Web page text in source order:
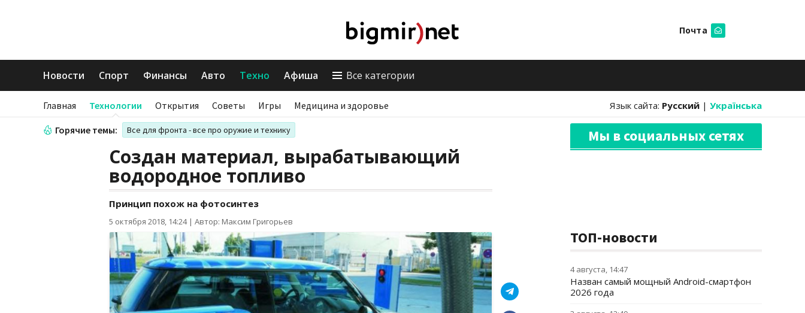
Почта
Новости Спорт Финансы Авто Техно Афиша Все категории
Главная Технологии Открытия Советы Игры Медицина и здоровье Язык сайта: Русский | Українська
Горячие темы: Все для фронта - все про оружие и технику
Создан материал, вырабатывающий
водородное топливо
Принцип похож на фотосинтез
5 октября 2018, 14:24| Автор: Максим Григорьев
Мы в социальных сетях
ТОП-новости
4 августа, 14:47
Назван самый мощный Android-смартфон
2026 года